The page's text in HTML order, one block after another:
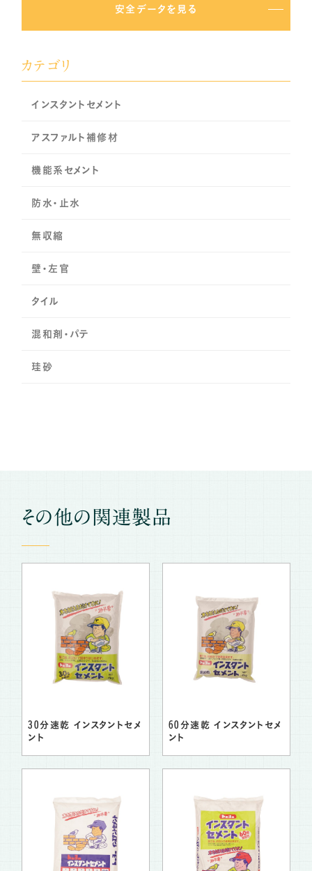
安全データを見る
カテゴリ
インスタントセメント
アスファルト補修材
機能系セメント
防水・止水
無収縮
壁・左官
タイル
混和剤・パテ
珪砂
その他の関連製品
30分速乾 インスタントセメ
ント
60分速乾 インスタントセメ
ント